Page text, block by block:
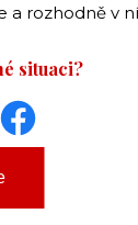
rozhodně v
situaci?